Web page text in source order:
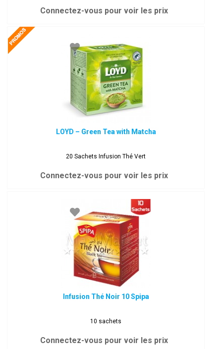
Connectez-vous pour voir les prix
LOYD – Green Tea with Matcha
20 Sachets Infusion Thé Vert
Connectez-vous pour voir les prix
Infusion Thé Noir 10 Spipa
10 sachets
Connectez-vous pour voir les prix